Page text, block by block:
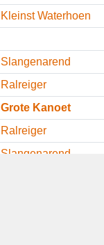
Kleinst Waterhoen
Slangenarend
Ralreiger
Grote Kanoet
Ralreiger
Slangenarend